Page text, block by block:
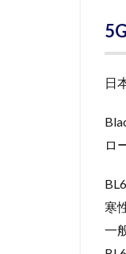
日
ロ
寒
一